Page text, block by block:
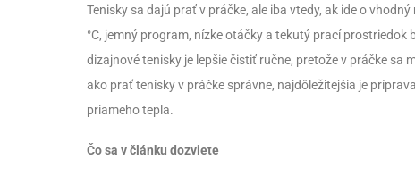
Tenisky sa dajú prať v práčke, ale iba vtedy, ak ide o
°C, jemný program, nízke otáčky a tekutý prací prostriedok
dizajnové tenisky je lepšie čistiť ručne, pretože v práčke
ako prať tenisky v práčke správne, najdôležitejšia je
priameho tepla.
Čo sa v článku dozviete